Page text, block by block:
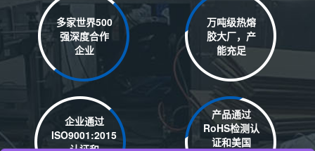
多家世界500
强深度合作
企业
万吨级热熔
胶大厂，产
能充足
企业通过
ISO9001:2015
产品通过
RoHS检测认
证和美国